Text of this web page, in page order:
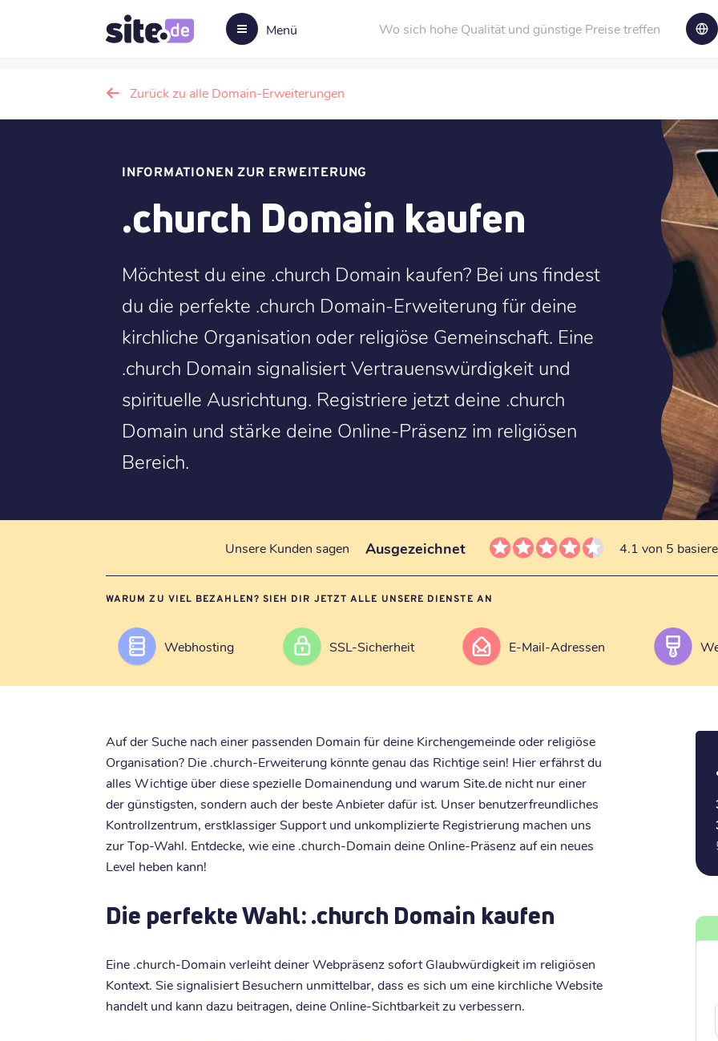
Menü Wo sich hohe Qualität und günstige Preise treffen
Zurück zu alle Domain-Erweiterungen
INFORMATIONEN ZUR ERWEITERUNG
.church Domain kaufen
Möchtest du eine .church Domain kaufen? Bei uns findest
du die perfekte .church Domain-Erweiterung für deine
kirchliche Organisation oder religiöse Gemeinschaft. Eine
.church Domain signalisiert Vertrauenswürdigkeit und
spirituelle Ausrichtung. Registriere jetzt deine .church
Domain und stärke deine Online-Präsenz im religiösen
Bereich.
Unsere Kunden sagen Ausgezeichnet 4.1 von 5
WARUM ZU VIEL BEZAHLEN? SIEH DIR JETZT ALLE UNSERE DIENSTE AN
Webhosting SSL-Sicherheit E-Mail-Adressen
Auf der Suche nach einer passenden Domain für deine Kirchengemeinde oder religiöse
Organisation? Die .church-Erweiterung könnte genau das Richtige sein! Hier erfährst du
alles Wichtige über diese spezielle Domainendung und warum Site.de nicht nur einer
der günstigsten, sondern auch der beste Anbieter dafür ist. Unser benutzerfreundliches
Kontrollzentrum, erstklassiger Support und unkomplizierte Registrierung machen uns
zur Top-Wahl. Entdecke, wie eine .church-Domain deine Online-Präsenz auf ein neues
Level heben kann!
Die perfekte Wahl: .church Domain kaufen
Eine .church-Domain verleiht deiner Webpräsenz sofort Glaubwürdigkeit im religiösen
Kontext. Sie signalisiert Besuchern unmittelbar, dass es sich um eine kirchliche Website
handelt und kann dazu beitragen, deine Online-Sichtbarkeit zu verbessern.